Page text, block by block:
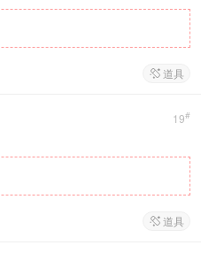
 道具
19#
 道具